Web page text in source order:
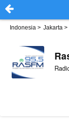
Indonesia > Jakarta >